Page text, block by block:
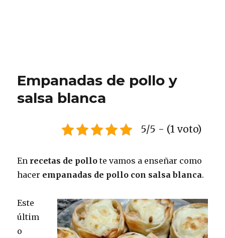
Empanadas de pollo y
salsa blanca
5/5 - (1 voto)
En recetas de pollo te vamos a enseñar como
hacer empanadas de pollo con salsa blanca.
Este
últim
o